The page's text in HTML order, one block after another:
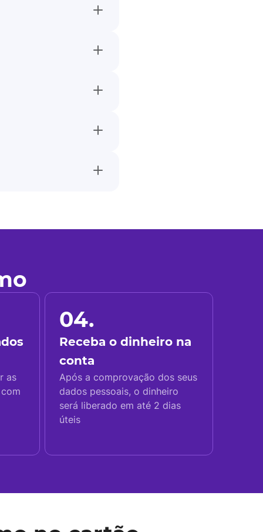
as
04.
Receba o dinheiro na
conta
Após a comprovação dos seus
dados pessoais, o dinheiro
será liberado em até 2 dias
úteis